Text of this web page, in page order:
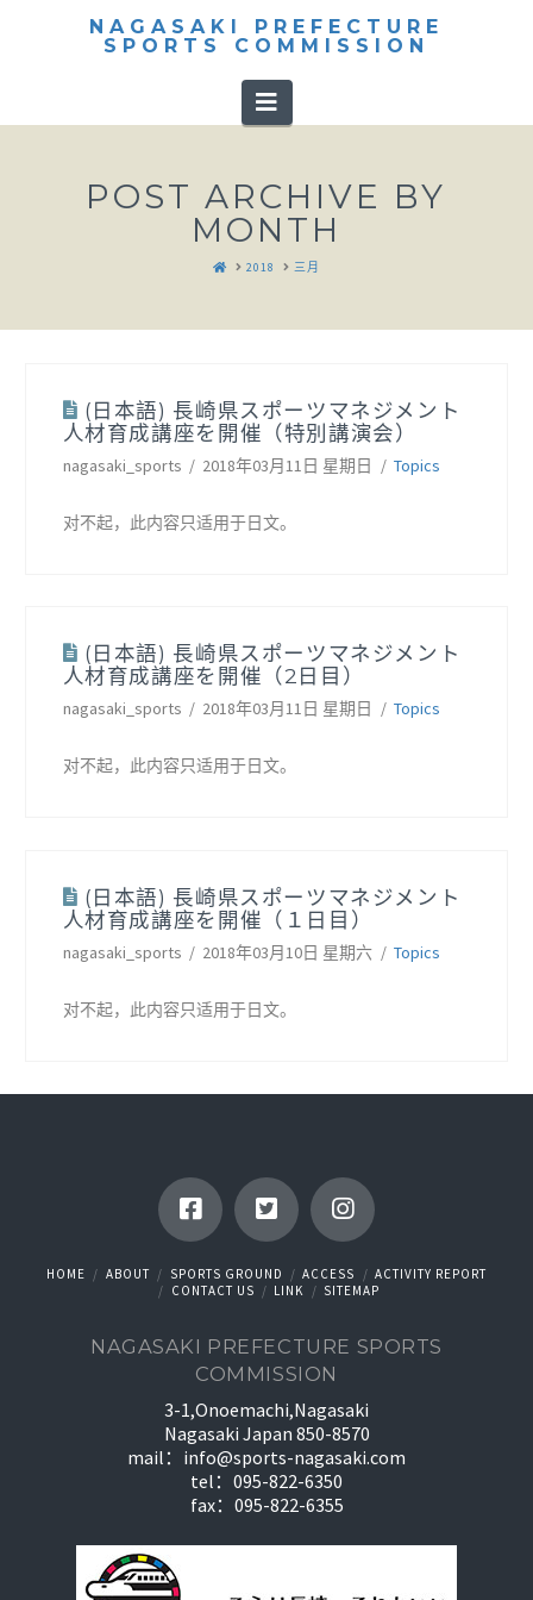
NAGASAKI PREFECTURE
SPORTS COMMISSION
Navigation
POST ARCHIVE BY
MONTH
HOME2018 三月
(日本語) 長崎県スポーツマネジメント
人材育成講座を開催（特別講演会）
nagasaki_sports 2018年03月11日 星期日 Topics
对不起，此内容只适用于日文。
(日本語) 長崎県スポーツマネジメント
人材育成講座を開催（2日目）
nagasaki_sports 2018年03月11日 星期日 Topics
对不起，此内容只适用于日文。
(日本語) 長崎県スポーツマネジメント
人材育成講座を開催（１日目）
nagasaki_sports 2018年03月10日 星期六 Topics
对不起，此内容只适用于日文。
HOME ABOUT SPORTS GROUND ACCESS
ACTIVITY REPORT
CONTACT US
LINK SITEMAP
NAGASAKI PREFECTURE SPORTS
COMMISSION
3-1,Onoemachi,Nagasaki
Nagasaki Japan 850-8570
mail： info@sports-nagasaki.com
tel：095-822-6350
fax：095-822-6355